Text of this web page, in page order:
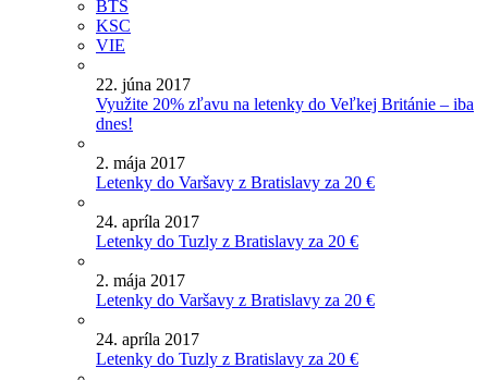
BTS
KSC
VIE
22. júna 2017
Využite 20% zľavu na letenky do Veľkej Británie – iba
dnes!
2. mája 2017
Letenky do Varšavy z Bratislavy za 20 €
24. apríla 2017
Letenky do Tuzly z Bratislavy za 20 €
2. mája 2017
Letenky do Varšavy z Bratislavy za 20 €
24. apríla 2017
Letenky do Tuzly z Bratislavy za 20 €